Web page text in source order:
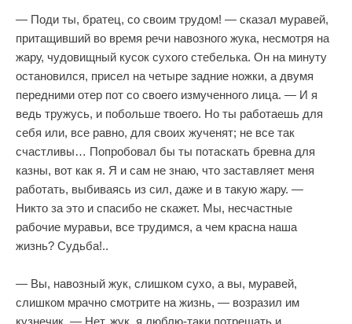
— Поди ты, братец, со своим трудом! — сказал муравей,
притащивший во время речи навозного жука, несмотря на
жару, чудовищный кусок сухого стебелька. Он на минуту
остановился, присел на четыре задние ножки, а двумя
передними отер пот со своего измученного лица. — И я
ведь тружусь, и побольше твоего. Но ты работаешь для
себя или, все равно, для своих жученят; не все так
счастливы… Попробовал бы ты потаскать бревна для
казны, вот как я. Я и сам не знаю, что заставляет меня
работать, выбиваясь из сил, даже и в такую жару. —
Никто за это и спасибо не скажет. Мы, несчастные
рабочие муравьи, все трудимся, а чем красна наша
жизнь? Судьба!..
— Вы, навозный жук, слишком сухо, а вы, муравей,
слишком мрачно смотрите на жизнь, — возразил им
кузнечик. — Нет, жук, я люблю-таки потрещать и